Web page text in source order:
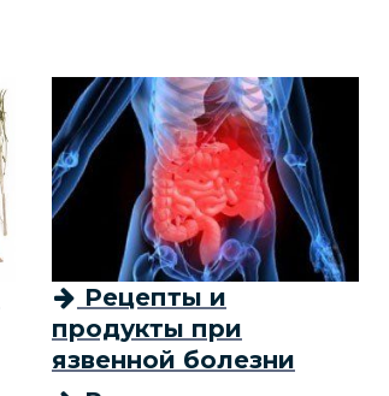
Рецепты и
продукты при
язвенной болезни